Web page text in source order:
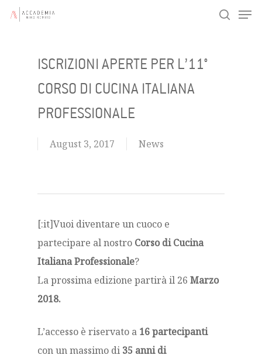
Skip
ISCRIZIONI APERTE PER L’11°
CORSO DI CUCINA ITALIANA
PROFESSIONALE
August 3, 2017 News
[:it]Vuoi diventare un cuoco e
partecipare al nostro Corso di Cucina
Italiana Professionale?
La prossima edizione partirà il 26 Marzo
2018.
L’accesso è riservato a 16 partecipanti
con un massimo di 35 anni di